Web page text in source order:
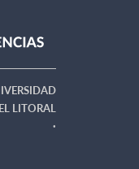
LITORAL
·